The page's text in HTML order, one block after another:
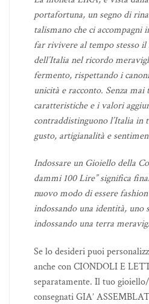
portafortuna, un segno di
talismano che ci accompagni
far rivivere al tempo stesso
dell’Italia nel ricordo
fermento, rispettando i
unicità e racconto. Senza mai
caratteristiche e i valori
contraddistinguono l’Italia
gusto, artigianalità e
Indossare un Gioiello della
dammi 100 Lire” significa
nuovo modo di essere
indossando una identità, uno
indossando una terra
Se lo desideri puoi
anche con CIONDOLI E
separatamente. Il tuo
consegnati GIA’